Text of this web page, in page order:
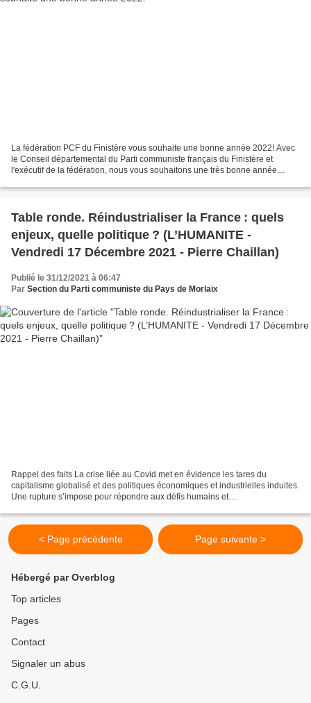
La fédération PCF du Finistère vous souhaite une bonne année 2022! Avec
le Conseil départemental du Parti communiste français du Finistère et
l'exécutif de la fédération, nous vous souhaitons une très bonne année
Table ronde. Réindustrialiser la France : quels
enjeux, quelle politique ? (L’HUMANITE -
Vendredi 17 Décembre 2021 - Pierre Chaillan)
Publié le 31/12/2021 à 06:47
Par Section du Parti communiste du Pays de Morlaix
Rappel des faits La crise liée au Covid met en évidence les tares du
capitalisme globalisé et des politiques économiques et industrielles induites.
Une rupture s’impose pour répondre aux défis humains et
< Page précédente Page suivante >
Hébergé par Overblog
Top articles
Pages
Contact
Signaler un abus
C.G.U.